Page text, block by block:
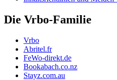
Die Vrbo-Familie
Vrbo
Abritel.fr
FeWo-direkt.de
Bookabach.co.nz
Stayz.com.au